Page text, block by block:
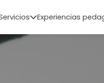
Experiencias